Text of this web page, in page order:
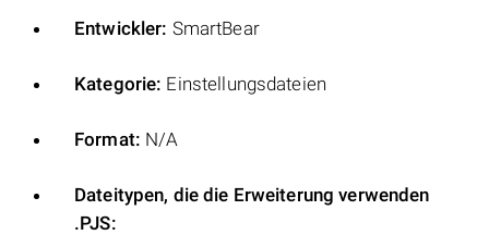
Entwickler: SmartBear
Kategorie: Einstellungsdateien
Format: N/A
Dateitypen, die die Erweiterung verwenden
.PJS: